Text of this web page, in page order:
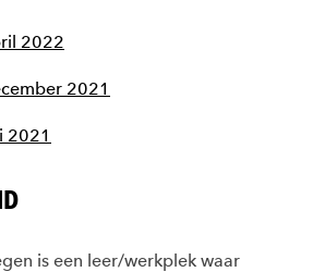
2022
2021
2021
is een leer/werkplek waar